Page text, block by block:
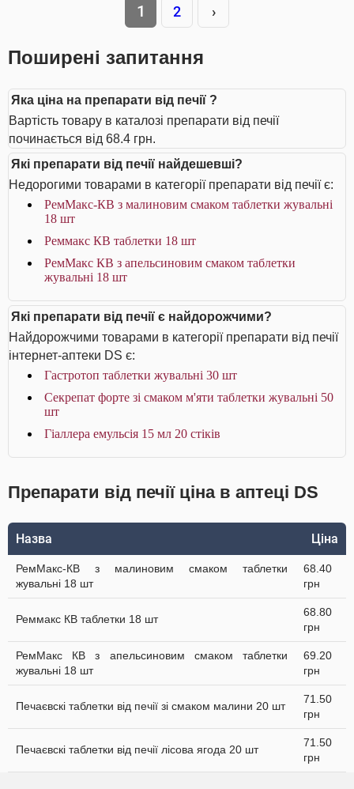
1 2 ›
Поширені запитання
Яка ціна на препарати від печії ?
Вартість товару в каталозі препарати від печії
починається від 68.4 грн.
Які препарати від печії найдешевші?
Недорогими товарами в категорії препарати від печії є:
РемМакс-КВ з малиновим смаком таблетки жувальні
18 шт
Реммакс КВ таблетки 18 шт
РемМакс КВ з апельсиновим смаком таблетки
жувальні 18 шт
Які препарати від печії є найдорожчими?
Найдорожчими товарами в категорії препарати від печії
інтернет-аптеки DS є:
Гастротоп таблетки жувальні 30 шт
Секрепат форте зі смаком м'яти таблетки жувальні 50
шт
Гіаллера емульсія 15 мл 20 стіків
Препарати від печії ціна в аптеці DS
Назва Ціна
РемМакс-КВ з малиновим смаком таблетки
жувальні 18 шт
68.40
грн
Реммакс КВ таблетки 18 шт
68.80
грн
РемМакс КВ з апельсиновим смаком таблетки
жувальні 18 шт
69.20
грн
Печаєвскі таблетки від печії зі смаком малини 20 шт
71.50
грн
Печаєвскі таблетки від печії лісова ягода 20 шт
71.50
грн